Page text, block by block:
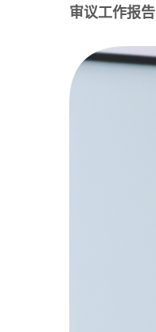
审议工作报告